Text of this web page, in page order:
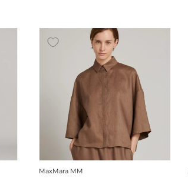
MaxMara MM